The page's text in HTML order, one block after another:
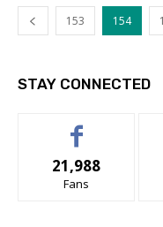
153 154
STAY CONNECTED
21,988
Fans